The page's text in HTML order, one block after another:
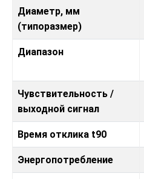
Диаметр, мм
(типоразмер)
Диапазон
Чувствительность /
выходной сигнал
Время отклика t90
Энергопотребление